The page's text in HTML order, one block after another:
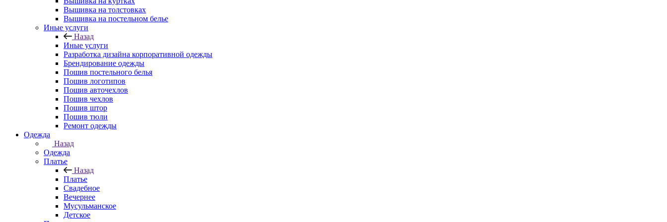
Вышивка на толстовках
Вышивка на постельном белье
Иные услуги
Назад
Иные услуги
Разработка дизайна корпоративной одежды
Брендирование одежды
Пошив постельного белья
Пошив логотипов
Пошив авточехлов
Пошив чехлов
Пошив штор
Пошив тюли
Ремонт одежды
Одежда
Назад
Одежда
Платье
Назад
Платье
Свадебное
Вечернее
Мусульманское
Детское